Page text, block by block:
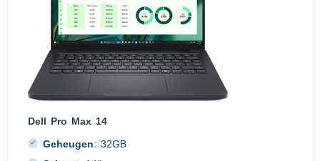
Dell Pro Max 14
Geheugen: 32GB